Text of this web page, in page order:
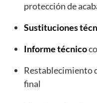
protección de
Sustituciones
Informe técnico
Restablecimiento
final